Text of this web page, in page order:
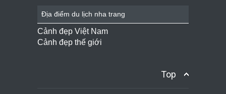
Địa điểm du lịch nha trang
Cảnh đẹp Việt Nam
Cảnh đẹp thế giới
Top